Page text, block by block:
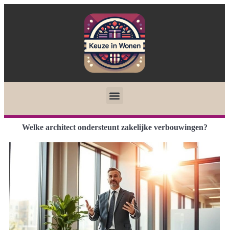
Welke architect ondersteunt zakelijke verbouwingen?